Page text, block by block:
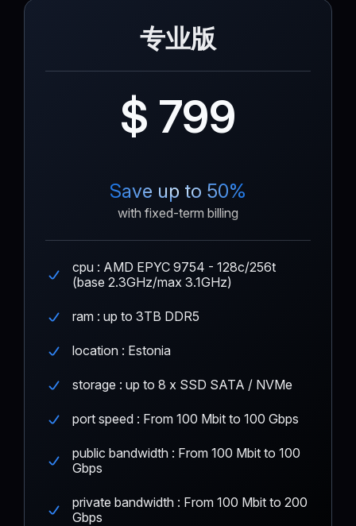
专业版
$ 799
Save up to 50%
with fixed-term billing
cpu : AMD EPYC 9754 - 128c/256t
(base 2.3GHz/max 3.1GHz)
ram : up to 3TB DDR5
location : Estonia
storage : up to 8 x SSD SATA / NVMe
port speed : From 100 Mbit to 100 Gbps
public bandwidth : From 100 Mbit to 100
Gbps
private bandwidth : From 100 Mbit to 200
Gbps